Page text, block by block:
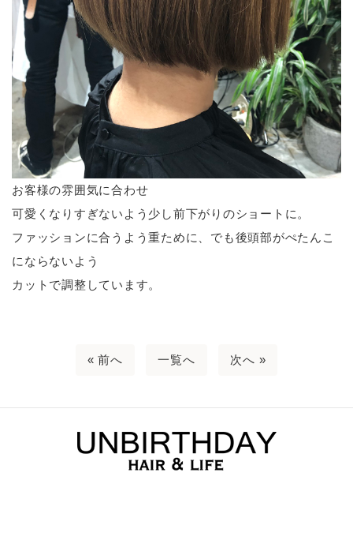
お客様の雰囲気に合わせ
可愛くなりすぎないよう少し前下がりのショートに。
ファッションに合うよう重ために、でも後頭部がぺたんこ
にならないよう
カットで調整しています。
« 前へ 一覧へ 次へ »